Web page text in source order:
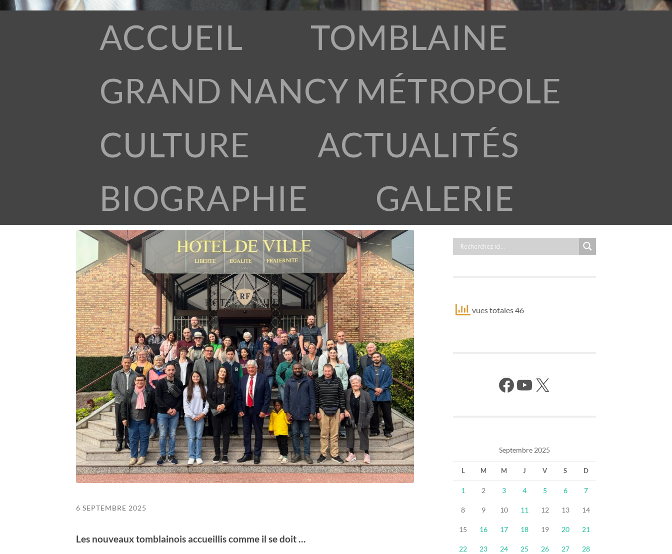
ACCUEIL
TOMBLAINE
GRAND NANCY MÉTROPOLE
CULTURE
ACTUALITÉS
BIOGRAPHIE
GALERIE
6 SEPTEMBRE 2025
Les nouveaux tomblainois accueillis comme il se doit …
vues totales 46
Facebook YouTube X
Septembre 2025
L M M J V S D
1 2 3 4 5 6 7
8 9 10 11 12 13 14
15 16 17 18 19 20 21
22 23 24 25 26 27 28